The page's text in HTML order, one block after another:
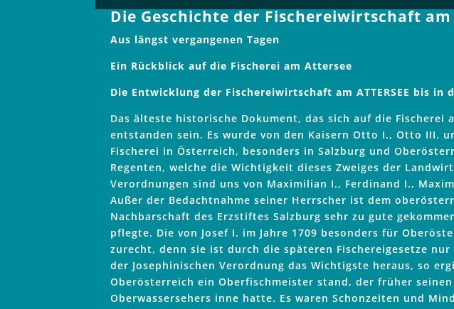
Die Geschichte der Fischereiwirtschaft
Aus längst vergangenen Tagen
Ein Rückblick auf die Fischerei am Attersee
Die Entwicklung der Fischereiwirtschaft am ATTERSEE bis in
Das älteste historische Dokument, das sich auf die
entstanden sein. Es wurde von den Kaisern Otto I., Otto III.
Fischerei in Österreich, besonders in Salzburg und
Regenten, welche die Wichtigkeit dieses Zweiges der
Verordnungen sind uns von Maximilian I., Ferdinand I.,
Außer der Bedachtnahme seiner Herrscher ist dem
Nachbarschaft des Erzstiftes Salzburg sehr zu gute
pflegte. Die von Josef I. im Jahre 1709 besonders für
zurecht, denn sie ist durch die späteren Fischereigesetze
der Josephinischen Verordnung das Wichtigste heraus, so
Oberösterreich ein Oberfischmeister stand, der früher
Oberwassersehers inne hatte. Es waren Schonzeiten und